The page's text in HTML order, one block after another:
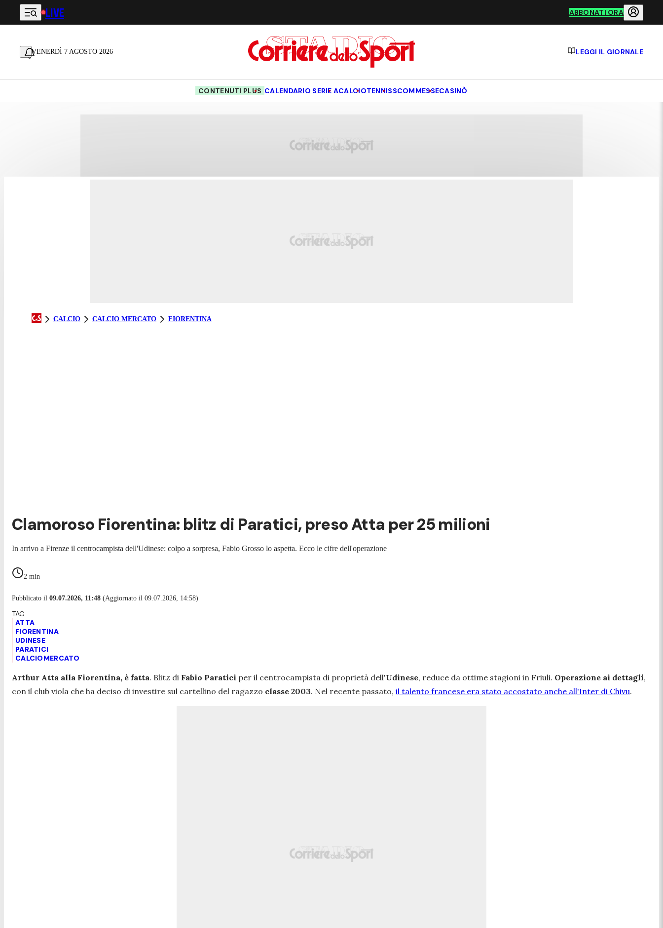
Vai al contenuto principale
LIVE ABBONATI ORA
VENERDÌ 7 AGOSTO 2026 LEGGI IL GIORNALE
CONTENUTI PLUS CALENDARIO SERIE ACALCIOTENNISSCOMMESSECASINÒ
CALCIO CALCIO MERCATO FIORENTINA
Clamoroso Fiorentina: blitz di Paratici, preso Atta per 25 milioni
In arrivo a Firenze il centrocampista dell'Udinese: colpo a sorpresa, Fabio Grosso lo aspetta. Ecco le cifre dell'operazione
2 min
Pubblicato il 09.07.2026, 11:48 (Aggiornato il 09.07.2026, 14:58)
ATTA
FIORENTINA
UDINESE
PARATICI
CALCIOMERCATO
Arthur Atta alla Fiorentina, è fatta. Blitz di Fabio Paratici per il centrocampista di proprietà dell'Udinese, reduce da ottime stagioni in Friuli. Operazione ai dettagli,
con il club viola che ha deciso di investire sul cartellino del ragazzo classe 2003. Nel recente passato, il talento francese era stato accostato anche all'Inter di Chivu.